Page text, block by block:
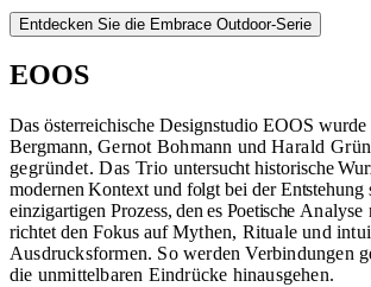
Entdecken Sie die Embrace Outdoor-Serie
EOOS
Das österreichische Designstudio EOOS
Bergmann, Gernot Bohmann und Harald
gegründet. Das Triountersucht historische
modernen Kontext und folgt bei der Entstehung
einzigartigen Prozess, den es Poetische Analyse
richtet den Fokus aufMythen, Rituale und
Ausdrucksformen. So werden Verbindungen
die unmittelbaren Eindrücke hinausgehen.